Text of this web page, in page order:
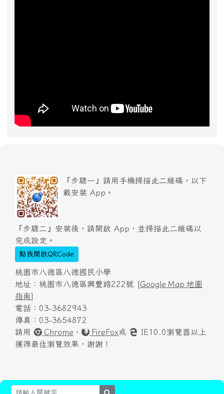
『步驟一』請用手機掃描此二維碼，以下
載安裝 App。
『步驟二』安裝後，請開啟 App，並掃描此二維碼以
完成設定。
點我開啟QRCode
桃園市八德區八德國民小學
地址：桃園市八德區興豐路222號 [Google Map 地圖
指南]
電話：03-3682943
傳真：03-3654872
請用
Chrome 、 FireFox或
IE10.0瀏覽器以上
獲得最佳瀏覽效果，謝謝！